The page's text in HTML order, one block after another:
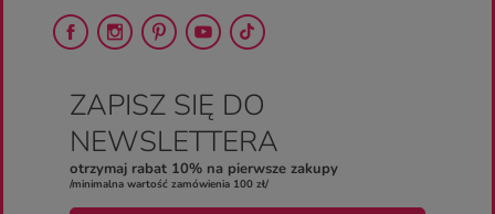
ZAPISZ SIĘ DO
NEWSLETTERA
otrzymaj rabat 10% na pierwsze zakupy
/minimalna wartość zamówienia 100 zł/